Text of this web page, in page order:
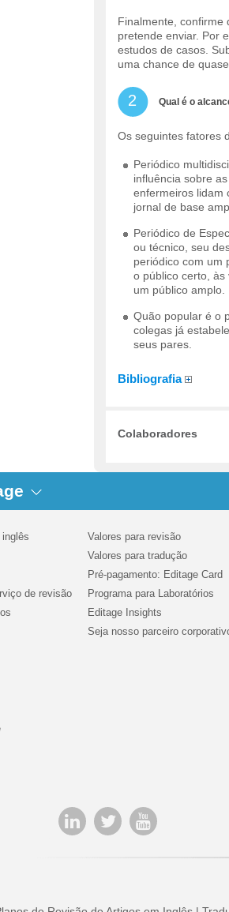
Finalmente, confirme
pretende enviar. Por
estudos de casos.
uma chance de
2 Qual é o
Os seguintes fatores
Periódico
influência sobre
enfermeiros lidam
jornal de base
Periódico de
ou técnico, seu
periódico com um
o público certo,
um público amplo.
Quão popular é o
colegas já
seus pares.
Bibliografia
Colaboradores
de revisão
Valores para revisão
Valores para tradução
Pré-pagamento: Editage Card
Programa para Laboratórios
Editage Insights
Seja nosso parceiro